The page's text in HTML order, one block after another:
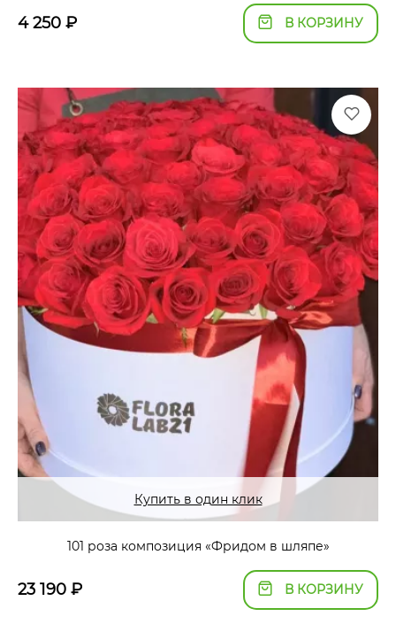
4 250 ₽ В КОРЗИНУ
Купить в один клик
101 роза композиция «Фридом в шляпе»
23 190 ₽ В КОРЗИНУ